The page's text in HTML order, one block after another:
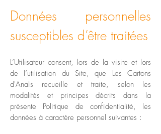
Données personnelles
susceptibles d’être traitées
L’Utilisateur consent, lors de la visite et lors
de l’utilisation du Site, que Les Cartons
d'Anaïs recueille et traite, selon les
modalités et principes décrits dans la
présente Politique de confidentialité, les
données à caractère personnel suivantes :